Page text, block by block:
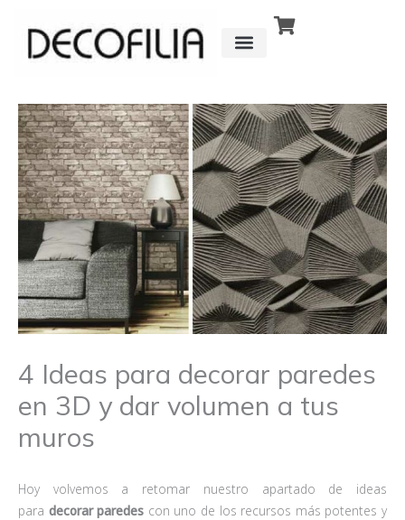
contenido
4 Ideas para decorar paredes
en 3D y dar volumen a tus
muros
Hoy volvemos a retomar nuestro apartado de ideas
para decorar paredes con uno de los recursos más potentes y